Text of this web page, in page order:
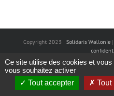
Copyright 2023 | Solidaris Wallonie |
Ce site utilise des cookies et
vous souhaitez activer
Tout accepter
Tout